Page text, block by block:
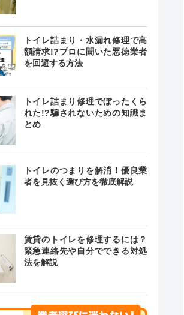
トイレ詰まり・水漏れ修理で高
額請求!?プロに聞いた悪徳業者
を回避する方法
トイレ詰まり修理でぼったくら
れた!?騙されないための知識ま
とめ
トイレのつまりを解消！優良業
者を見抜く選び方を徹底解説
賃貸のトイレを修理するには？
緊急連絡先や自分でできる対処
法を解説